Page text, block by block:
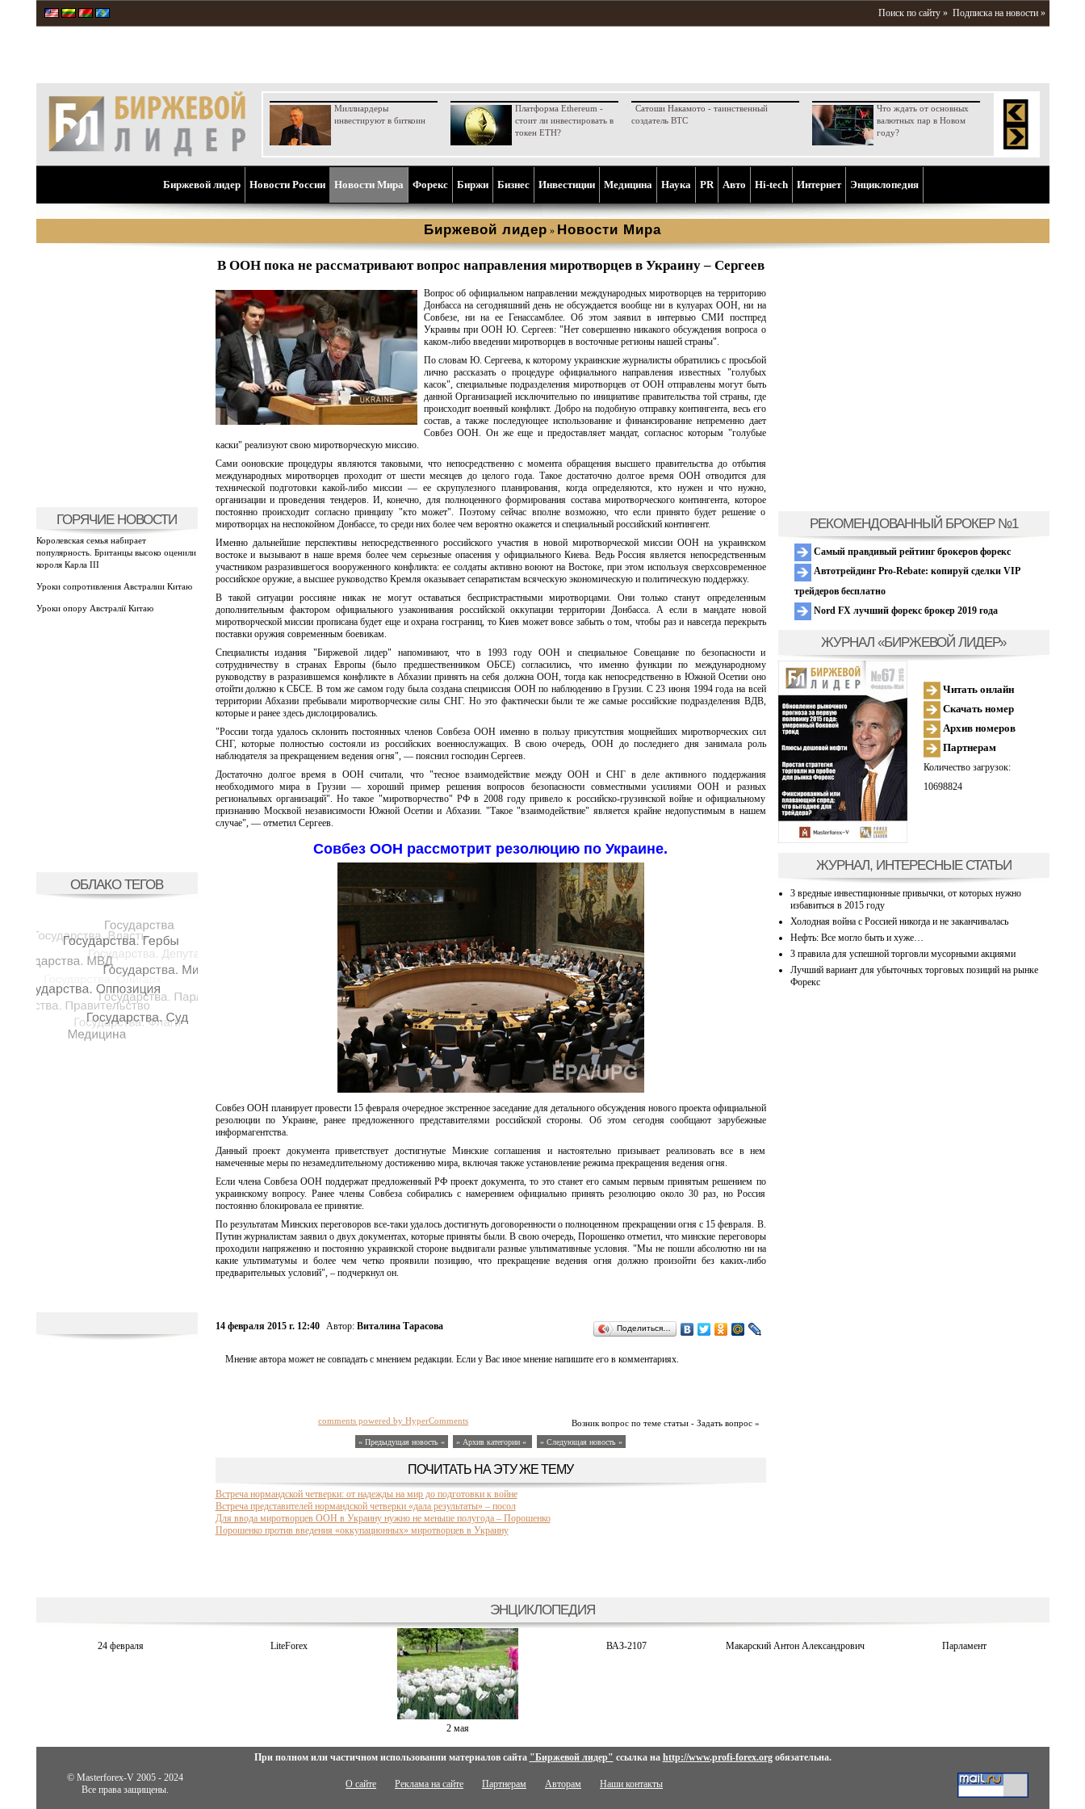
Поиск по сайту » Подписка на новости »
Миллиардеры
инвестируют в биткоин
Платформа Ethereum -
стоит ли инвестировать в
токен ETH?
Сатоши Накамото - таинственный
создатель BTC
Что ждать от основных
валютных пар в Новом
году?
Биржевой лидер Новости России Новости Мира Форекс Биржи Бизнес Инвестиции Медицина Наука PR Aвто Hi-tech Интернет Энциклопедия
Биржевой лидер » Новости Мира
ГОРЯЧИЕ НОВОСТИ
Королевская семья набирает
популярность. Британцы высоко оценили
короля Карла III
Уроки сопротивления Австралии Китаю
Уроки опору Австралії Китаю
ОБЛАКО ТЕГОВ
В ООН пока не рассматривают вопрос направления миротворцев в Украину – Сергеев
Вопрос об официальном направлении международных миротворцев на территорию
Донбасса на сегодняшний день не обсуждается вообще ни в кулуарах ООН, ни на
Совбезе, ни на ее Генассамблее. Об этом заявил в интервью СМИ постпред
Украины при ООН Ю. Сергеев: "Нет совершенно никакого обсуждения вопроса о
каком-либо введении миротворцев в восточные регионы нашей страны".
По словам Ю. Сергеева, к которому украинские журналисты обратились с просьбой
лично рассказать о процедуре официального направления известных "голубых
касок", специальные подразделения миротворцев от ООН отправлены могут быть
данной Организацией исключительно по инициативе правительства той страны, где
происходит военный конфликт. Добро на подобную отправку контингента, весь его
состав, а также последующее использование и финансирование непременно дает
Совбез ООН. Он же еще и предоставляет мандат, согласнос которым "голубые
каски" реализуют свою миротворческую миссию.
Сами ооновские процедуры являются таковыми, что непосредственно с момента обращения высшего правительства до отбытия
международных миротворцев проходит от шести месяцев до целого года. Такое достаточно долгое время ООН отводится для
технической подготовки какой-либо миссии — ее скрупулезного планирования, когда определяются, кто нужен и что нужно,
организации и проведения тендеров. И, конечно, для полноценного формирования состава миротворческого контингента, которое
постоянно происходит согласно принципу "кто может". Поэтому сейчас вполне возможно, что если принято будет решение о
миротворцах на неспокойном Донбассе, то среди них более чем вероятно окажется и специальный российский контингент.
Именно дальнейшие перспективы непосредственного российского участия в новой миротворческой миссии ООН на украинском
востоке и вызывают в наше время более чем серьезные опасения у официального Киева. Ведь Россия является непосредственным
участником разразившегося вооруженного конфликта: ее солдаты активно воюют на Востоке, при этом используя сверхсовременное
российское оружие, а высшее руководство Кремля оказывает сепаратистам всяческую экономическую и политическую поддержку.
В такой ситуации россияне никак не могут оставаться беспристрастными миротворцами. Они только станут определенным
дополнительным фактором официального узаконивания российской оккупации территории Донбасса. А если в мандате новой
миротворческой миссии прописана будет еще и охрана госграниц, то Киев может вовсе забыть о том, чтобы раз и навсегда перекрыть
поставки оружия современным боевикам.
Специалисты издания "Биржевой лидер" напоминают, что в 1993 году ООН и специальное Совещание по безопасности и
сотрудничеству в странах Европы (было предшественником ОБСЕ) согласились, что именно функции по международному
руководству в разразившемся конфликте в Абхазии принять на себя должна ООН, тогда как непосредственно в Южной Осетии оно
отойти должно к СБСЕ. В том же самом году была создана спецмиссия ООН по наблюдению в Грузии. С 23 июня 1994 года на всей
территории Абхазии пребывали миротворческие силы СНГ. Но это фактически были те же самые российские подразделения ВДВ,
которые и ранее здесь дислоцировались.
"России тогда удалось склонить постоянных членов Совбеза ООН именно в пользу присутствия мощнейших миротворческих сил
СНГ, которые полностью состояли из российских военнослужащих. В свою очередь, ООН до последнего дня занимала роль
наблюдателя за прекращением ведения огня", — пояснил господин Сергеев.
Достаточно долгое время в ООН считали, что "тесное взаимодействие между ООН и СНГ в деле активного поддержания
необходимого мира в Грузии — хороший пример решения вопросов безопасности совместными усилиями ООН и разных
региональных организаций". Но такое "миротворчество" РФ в 2008 году привело к российско-грузинской войне и официальному
признанию Москвой независимости Южной Осетии и Абхазии. "Такое "взаимодействие" является крайне недопустимым в нашем
случае", — отметил Сергеев.
Совбез ООН рассмотрит резолюцию по Украине.
Совбез ООН планирует провести 15 февраля очередное экстренное заседание для детального обсуждения нового проекта официальной
резолюции по Украине, ранее предложенного представителями российской стороны. Об этом сегодня сообщают зарубежные
информагентства.
Данный проект документа приветствует достигнутые Минские соглашения и настоятельно призывает реализовать все в нем
намеченные меры по незамедлительному достижению мира, включая также установление режима прекращения ведения огня.
Если члена Совбеза ООН поддержат предложенный РФ проект документа, то это станет его самым первым принятым решением по
украинскому вопросу. Ранее члены Совбеза собирались с намерением официально принять резолюцию около 30 раз, но Россия
постоянно блокировала ее принятие.
По результатам Минских переговоров все-таки удалось достигнуть договоренности о полноценном прекращении огня с 15 февраля. В.
Путин журналистам заявил о двух документах, которые приняты были. В свою очередь, Порошенко отметил, что минские переговоры
проходили напряженно и постоянно украинской стороне выдвигали разные ультимативные условия. "Мы не пошли абсолютно ни на
какие ультиматумы и более чем четко проявили позицию, что прекращение ведения огня должно произойти без каких-либо
предварительных условий", – подчеркнул он.
14 февраля 2015 г. 12:40 Автор: Виталина Тарасова Поделиться…
Мнение автора может не совпадать с мнением редакции. Если у Вас иное мнение напишите его в комментариях.
Возник вопрос по теме статьи - Задать вопрос »
comments powered by HyperComments
« Предыдущая новость « » Архив категории « » Следующая новость »
ПОЧИТАТЬ НА ЭТУ ЖЕ ТЕМУ
Встреча нормандской четверки: от надежды на мир до подготовки к войне
Встреча представителей нормандской четверки «дала результаты» – посол
Для ввода миротворцев ООН в Украину нужно не меньше полугода – Порошенко
Порошенко против введения «оккупационных» миротворцев в Украину
РЕКОМЕНДОВАННЫЙ БРОКЕР №1
Самый правдивый рейтинг брокеров форекс
Автотрейдинг Pro-Rebate: копируй сделки VIP
трейдеров бесплатно
Nord FX лучший форекс брокер 2019 года
ЖУРНАЛ «БИРЖЕВОЙ ЛИДЕР»
Читать онлайн
Скачать номер
Архив номеров
Партнерам
Количество загрузок:
10698824
ЖУРНАЛ, ИНТЕРЕСНЫЕ СТАТЬИ
3 вредные инвестиционные привычки, от которых нужно
избавиться в 2015 году
Холодная война с Россией никогда и не заканчивалась
Нефть: Все могло быть и хуже…
3 правила для успешной торговли мусорными акциями
Лучший вариант для убыточных торговых позиций на рынке
Форекс
ЭНЦИКЛОПЕДИЯ
24 февраля LiteForex
2 мая
ВАЗ-2107 Макарский Антон Александрович Парламент
При полном или частичном использовании материалов сайта "Биржевой лидер" ссылка на http://www.profi-forex.orgобязательна.
© Masterforex-V 2005 - 2024
Все права защищены.
О сайте Реклама на сайте Партнерам Авторам Наши контакты